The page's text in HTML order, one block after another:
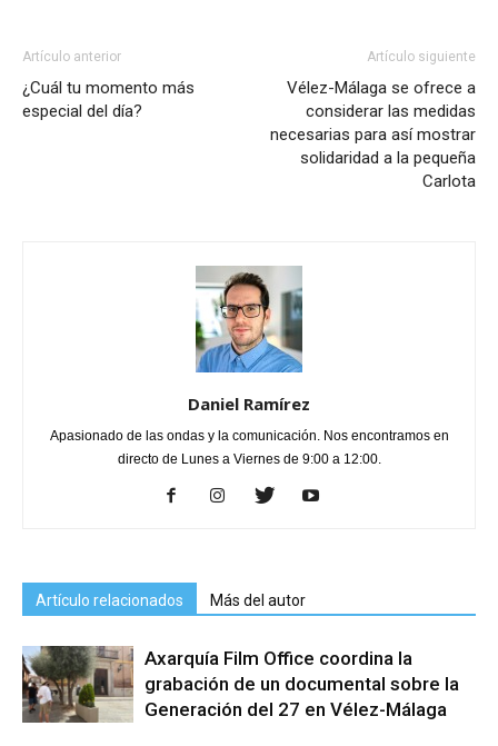
Artículo anterior
¿Cuál tu momento más
especial del día?
Artículo siguiente
Vélez-Málaga se ofrece a
considerar las medidas
necesarias para así mostrar
solidaridad a la pequeña
Carlota
Daniel Ramírez
Apasionado de las ondas y la comunicación. Nos encontramos en
directo de Lunes a Viernes de 9:00 a 12:00.
Artículo relacionados Más del autor
Axarquía Film Office coordina la
grabación de un documental sobre la
Generación del 27 en Vélez-Málaga